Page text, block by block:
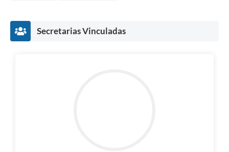
Secretarias Vinculadas